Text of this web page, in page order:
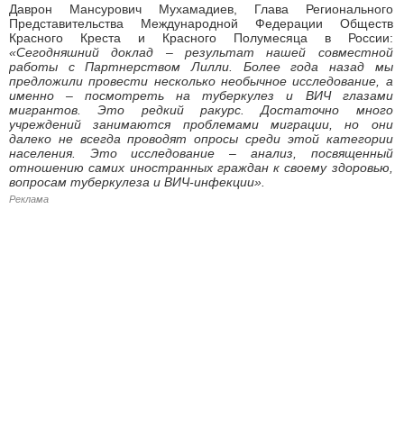
Даврон Мансурович Мухамадиев, Глава Регионального
Представительства Международной Федерации Обществ
Красного Креста и Красного Полумесяца в России:
«Сегодняшний доклад – результат нашей совместной
работы с Партнерством Лилли. Более года назад мы
предложили провести несколько необычное исследование, а
именно – посмотреть на туберкулез и ВИЧ глазами
мигрантов. Это редкий ракурс. Достаточно много
учреждений занимаются проблемами миграции, но они
далеко не всегда проводят опросы среди этой категории
населения. Это исследование – анализ, посвященный
отношению самих иностранных граждан к своему здоровью,
вопросам туберкулеза и ВИЧ-инфекции».
Реклама